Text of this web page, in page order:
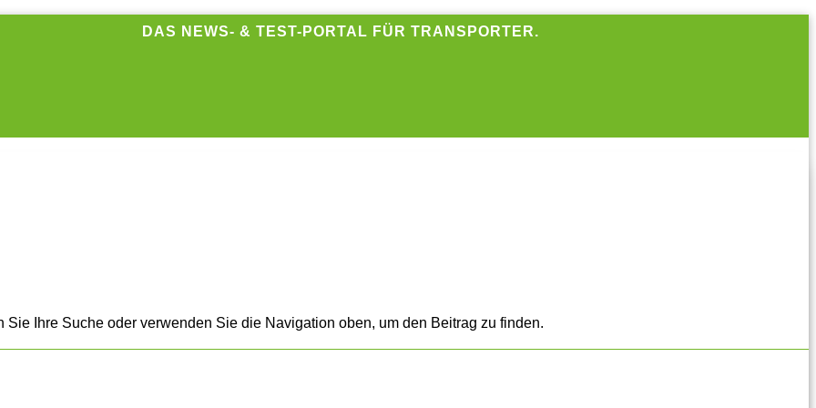
DAS NEWS- & TEST-PORTAL FÜR TRANSPORTER.
Ihre Suche oder verwenden Sie die Navigation oben, um den Beitrag zu finden.